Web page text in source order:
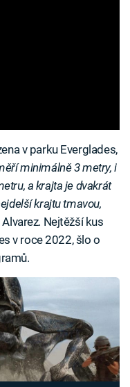
v parku Everglades,
minimálně 3 metry, i
a krajta je dvakrát
krajtu tmavou,
Nejtěžší kus
v roce 2022, šlo o